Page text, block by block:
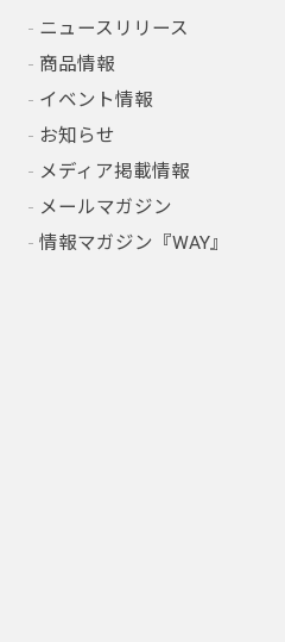
ニュースリリース
商品情報
イベント情報
お知らせ
メディア掲載情報
メールマガジン
情報マガジン『WAY』